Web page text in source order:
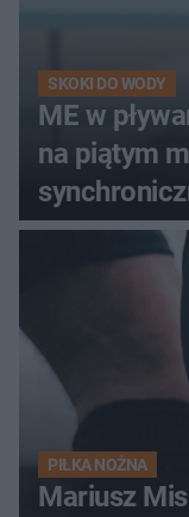
SKOKI DO WODY
ME w
na piątym
PIŁKA NOŻNA
Mariusz